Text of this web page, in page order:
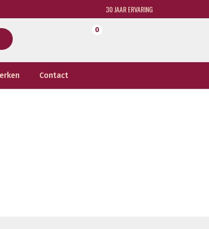
30 JAAR ERVARING
0
Contact